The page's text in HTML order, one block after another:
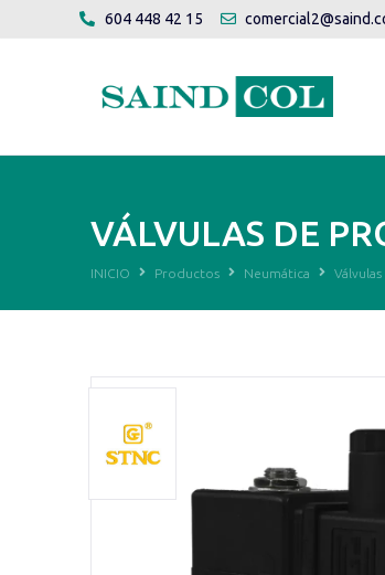
604 448 42 15
VÁLVULAS DE
INICIO Productos Neumática Válvulas